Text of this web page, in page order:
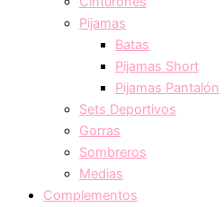
Pijamas
Batas
Pijamas Short
Pijamas Pantalón
Sets Deportivos
Gorras
Sombreros
Medias
Complementos